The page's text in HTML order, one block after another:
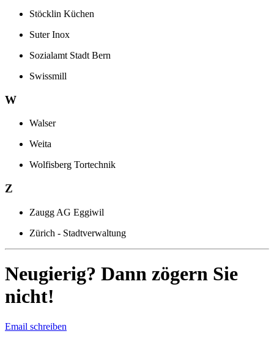
Stöcklin Küchen
Suter Inox
Sozialamt Stadt Bern
Swissmill
W
Walser
Weita
Wolfisberg Tortechnik
Z
Zaugg AG Eggiwil
Zürich - Stadtverwaltung
Neugierig? Dann zögern Sie
nicht!
Email schreiben